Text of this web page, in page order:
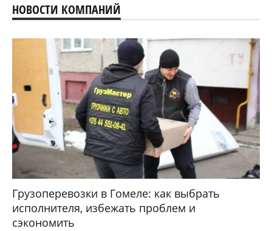
НОВОСТИ КОМПАНИЙ
Грузоперевозки в Гомеле: как выбрать
исполнителя, избежать проблем и
сэкономить